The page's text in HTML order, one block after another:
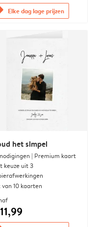
Elke dag lage prijzen
het simpel
| Premium kaart
keuze uit 3
van 10 kaarten